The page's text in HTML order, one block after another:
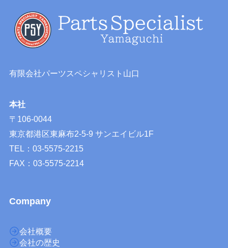
有限会社パーツスペシャリスト山口
本社
〒106-0044
東京都港区東麻布2-5-9 サンエイビル1F
TEL：03-5575-2215
FAX：03-5575-2214
Company
会社概要
会社の歴史